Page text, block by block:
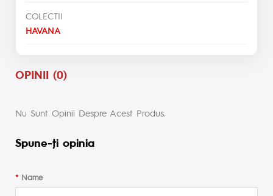
COLECTII
HAVANA
OPINII (0)
Nu Sunt Opinii Despre Acest Produs.
Spune-ţi opinia
Name